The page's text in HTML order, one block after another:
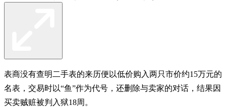
表商没有查明二手表的来历便以低价购入两只市价约15万元的
名表，交易时以“鱼”作为代号，还删除与卖家的对话，结果因
买卖贼赃被判入狱18周。